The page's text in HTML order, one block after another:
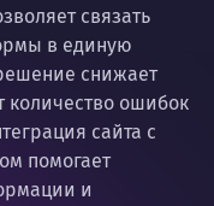
связать
в единую
снижает
количество ошибок
сайта с
помогает
и